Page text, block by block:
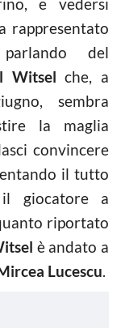
rappresentato
del
Witsel che, a
sembra
la maglia
convincere
il tutto
giocatore a
riportato
è andato a
Lucescu.